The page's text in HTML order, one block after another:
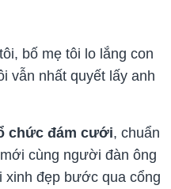
bố mẹ tôi lo lắng con
vẫn nhất quyết lấy anh
chức đám cưới, chuẩn
cùng người đàn ông
đẹp bước qua cổng